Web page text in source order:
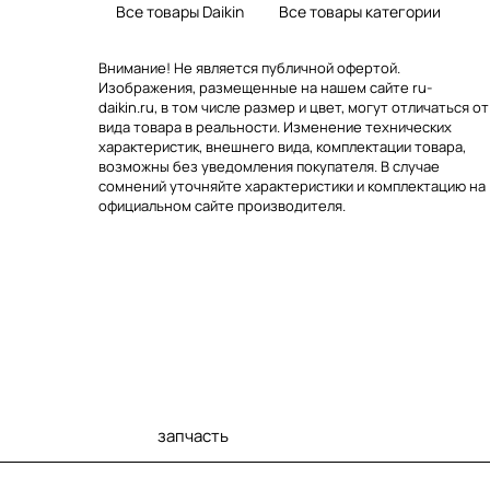
Все товары Daikin Все товары категории
Внимание! Не является публичной офертой.
Изображения, размещенные на нашем сайте ru-
daikin.ru, в том числе размер и цвет, могут отличаться от
вида товара в реальности. Изменение технических
характеристик, внешнего вида, комплектации товара,
возможны без уведомления покупателя. В случае
сомнений уточняйте характеристики и комплектацию на
официальном сайте производителя.
запчасть